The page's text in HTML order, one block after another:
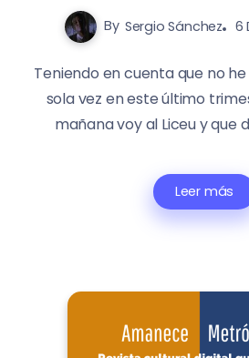
By Sergio Sánchez 6
Teniendo en cuenta que no
sola vez en este último
mañana voy al Liceu y que
Leer más